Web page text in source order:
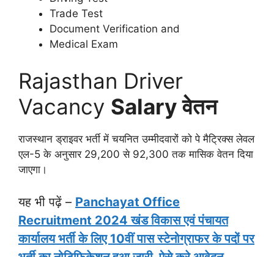
Trade Test
Document Verification and
Medical Exam
Rajasthan Driver
Vacancy Salary वेतन
राजस्थान ड्राइवर भर्ती में चयनित उम्मीदवारों को पे मैट्रिक्स लेवल
एल-5 के अनुसार 29,200 से 92,300 तक मासिक वेतन दिया
जाएगा।
यह भी पढ़ें – Panchayat Office
Recruitment 2024 खंड विकास एवं पंचायत
कार्यालय भर्ती के लिए 10वीं पास स्टेनोग्राफर के पदों पर